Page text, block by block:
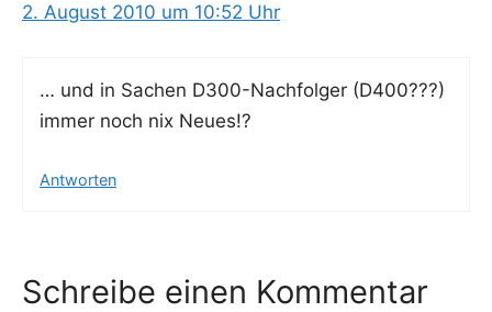
2. August 2010 um 10:52 Uhr
… und in Sachen D300-Nach­fol­ger (D400???)
immer noch nix Neues!?
Antworten
Schreibe einen Kommentar